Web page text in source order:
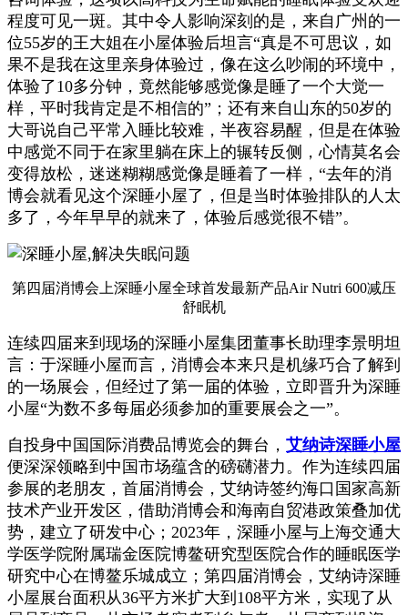
程度可见一斑。其中令人影响深刻的是，来自广州的一
位55岁的王大姐在小屋体验后坦言“真是不可思议，如
果不是我在这里亲身体验过，像在这么吵闹的环境中，
体验了10多分钟，竟然能够感觉像是睡了一个大觉一
样，平时我肯定是不相信的”；还有来自山东的50岁的
大哥说自己平常入睡比较难，半夜容易醒，但是在体验
中感觉不同于在家里躺在床上的辗转反侧，心情莫名会
变得放松，迷迷糊糊感觉像是睡着了一样，“去年的消
博会就看见这个深睡小屋了，但是当时体验排队的人太
多了，今年早早的就来了，体验后感觉很不错”。
第四届消博会上深睡小屋全球首发最新产品Air Nutri 600减压
舒眠机
连续四届来到现场的深睡小屋集团董事长助理李景明坦
言：于深睡小屋而言，消博会本来只是机缘巧合了解到
的一场展会，但经过了第一届的体验，立即晋升为深睡
小屋“为数不多每届必须参加的重要展会之一”。
自投身中国国际消费品博览会的舞台， 艾纳诗深睡小屋
便深深领略到中国市场蕴含的磅礴潜力。作为连续四届
参展的老朋友，首届消博会，艾纳诗签约海口国家高新
技术产业开发区，借助消博会和海南自贸港政策叠加优
势，建立了研发中心；2023年，深睡小屋与上海交通大
学医学院附属瑞金医院博鳌研究型医院合作的睡眠医学
研究中心在博鳌乐城成立；第四届消博会，艾纳诗深睡
小屋展台面积从36平方米扩大到108平方米，实现了从